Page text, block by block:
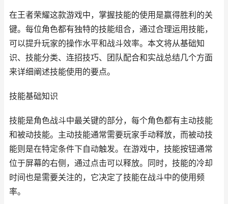
在王者荣耀这款游戏中，掌握技能的使用是赢得胜利的关
键。每位角色都有独特的技能组合，通过合理运用技能，
可以提升玩家的操作水平和战斗效率。本文将从基础知
识、技能分类、连招技巧、团队配合和实战总结几个方面
来详细阐述技能使用的要点。
技能基础知识
技能是角色战斗中最关键的部分，每个角色都有主动技能
和被动技能。主动技能通常需要玩家手动释放，而被动技
能则是在特定条件下自动触发。在游戏中，技能按钮通常
位于屏幕的右侧，通过点击可以释放。同时，技能的冷却
时间也是需要关注的，它决定了技能在战斗中的使用频
率。